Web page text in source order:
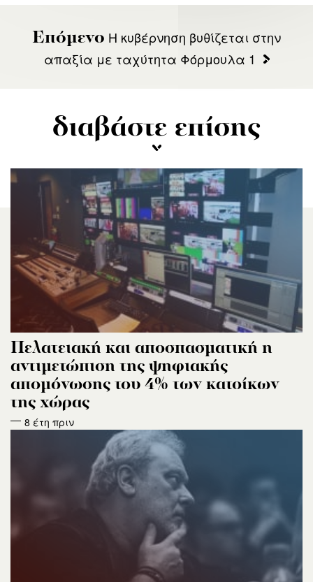
Επόμενο Η κυβέρνηση βυθίζεται στην
απαξία με ταχύτητα Φόρμουλα 1
διαβάστε επίσης
Πελατειακή και αποσπασματική η
αντιμετώπιση της ψηφιακής
απομόνωσης του 4% των κατοίκων
της χώρας
8 έτη πριν